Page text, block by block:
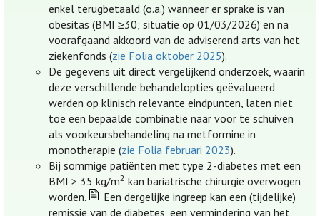
enkel terugbetaald (o.a.) wanneer er sprake is van
obesitas (BMI ≥30; situatie op 01/03/2026) en na
voorafgaand akkoord van de adviserend arts van het
ziekenfonds (zie Folia oktober 2025).
De gegevens uit direct vergelijkend onderzoek, waarin
deze verschillende behandelopties geëvalueerd
werden op klinisch relevante eindpunten, laten niet
toe een bepaalde combinatie naar voor te schuiven
als voorkeursbehandeling na metformine in
monotherapie (zie Folia februari 2023).
Bij sommige patiënten met type 2-diabetes met een
BMI > 35 kg/m2 kan bariatrische chirurgie overwogen
worden.
Een dergelijke ingreep kan een (tijdelijke)
remissie van de diabetes, een vermindering van het